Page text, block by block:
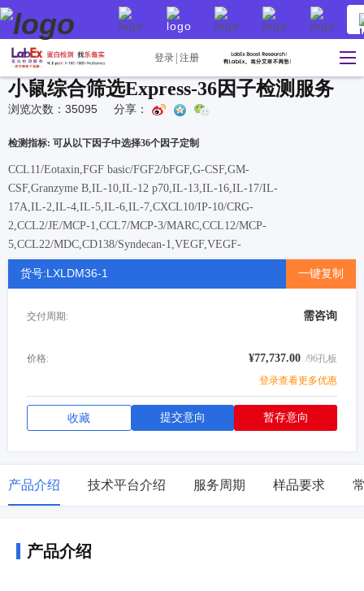
登录 注册
小鼠综合筛选Express-36因子检测服务
浏览次数：35095 分享：
检测指标: 可从以下因子中选择36个因子定制
CCL11/Eotaxin,FGF basic/FGF2/bFGF,G-CSF,GM-
CSF,Granzyme B,IL-10,IL-12 p70,IL-13,IL-16,IL-17/IL-
17A,IL-2,IL-4,IL-5,IL-6,IL-7,CXCL10/IP-10/CRG-
2,CCL2/JE/MCP-1,CCL7/MCP-3/MARC,CCL12/MCP-
5,CCL22/MDC,CD138/Syndecan-1,VEGF,VEGF-
R2/KDR/FLK1,Serpin E1/PAI-1,M-CSF,TIM-1/KIM-
1/HAVCR,Prolactin,PDGF-BB,Pancreatic
17E/IL-25,Haptoglobin,EGF,Dkk-1,Cystatin
21,Adiponectin/Acrp30,Resistin,CCL8/MCP-
D/CFD/Adipsin,Renin,FABP4/A-
FABP,uPAR,TWEAK/TNFSF12,TRANCE/TNFSF11/RANK
L,TNFRII/TNFRSF1B,TNFRI/TNFRSF1A,TIMP-
M/OSM,Nephrin,LDLR,IGF-I/IGF-1,IGFBP-3,IGFBP-
1,GDF-15,FasL/Fas-L/Fas
V,C-Reactive Protein/CRP,Chitinase 3-like 1/CHI3L1/YKL-
40,C1qR1/CD93,TIMP-1,PlGF-2,Osteopontin/OPN,MMP-
货号:LXLDM36-1 一键复制
交付周期: 需咨询
价格: ¥77,737.00 /96孔板
登录查看更多优惠
收藏 提交意向 暂存意向
产品介绍 技术平台介绍 服务周期 样品要求
产品介绍